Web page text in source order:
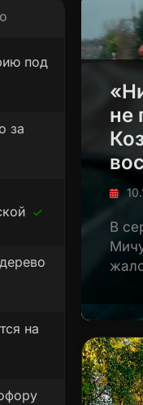
под
за
на
не
В